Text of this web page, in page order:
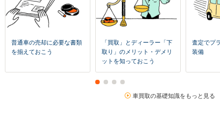
普通車の売却に必要な書類
を揃えておこう
「買取」とディーラー「下
取り」のメリット・デメリ
ットを知っておこう
査定でプ
装備
車買取の基礎知識をもっと見る